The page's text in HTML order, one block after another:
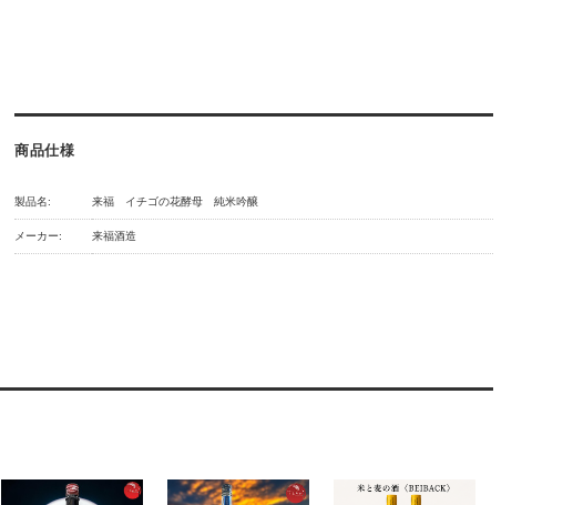
商品仕様
製品名: 来福 イチゴの花酵母 純米吟醸
メーカー: 来福酒造